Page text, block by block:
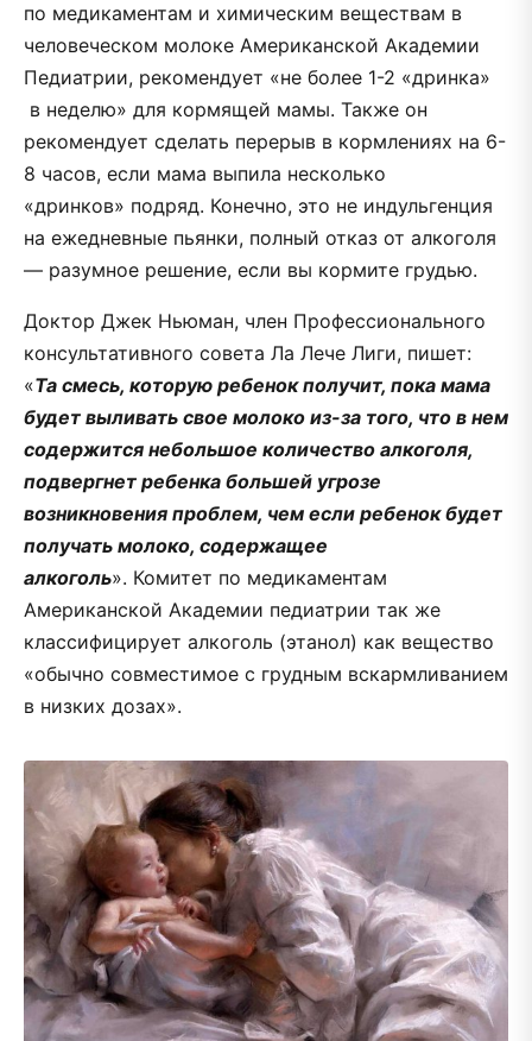
по медикаментам и химическим веществам в
человеческом молоке Американской Академии
Педиатрии, рекомендует «не более 1-2 «дринка»
в неделю» для кормящей мамы. Также он
рекомендует сделать перерыв в кормлениях на 6-
8 часов, если мама выпила несколько
«дринков» подряд. Конечно, это не индульгенция
на ежедневные пьянки, полный отказ от алкоголя
— разумное решение, если вы кормите грудью.
Доктор Джек Ньюман, член Профессионального
консультативного совета Ла Лече Лиги, пишет:
«Та смесь, которую ребенок получит, пока мама
будет выливать свое молоко из-за того, что в нем
содержится небольшое количество алкоголя,
подвергнет ребенка большей угрозе
возникновения проблем, чем если ребенок будет
получать молоко, содержащее
алкоголь». Комитет по медикаментам
Американской Академии педиатрии так же
классифицирует алкоголь (этанол) как вещество
«обычно совместимое с грудным вскармливанием
в низких дозах».